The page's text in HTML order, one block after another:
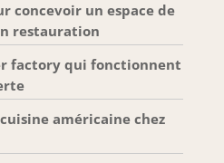
concevoir un espace de
restauration
factory qui fonctionnent
américaine chez